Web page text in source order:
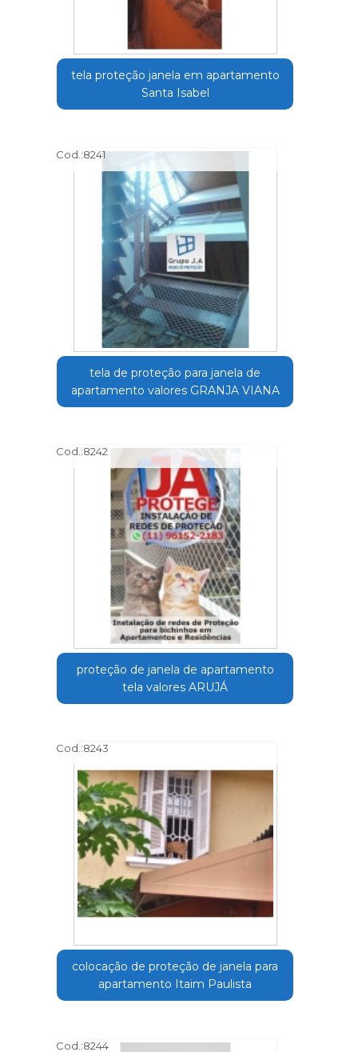
tela proteção janela em apartamento
Santa Isabel
Cod.:8241
tela de proteção para janela de
apartamento valores GRANJA VIANA
Cod.:8242
proteção de janela de apartamento
tela valores ARUJÁ
Cod.:8243
colocação de proteção de janela para
apartamento Itaim Paulista
Cod.:8244